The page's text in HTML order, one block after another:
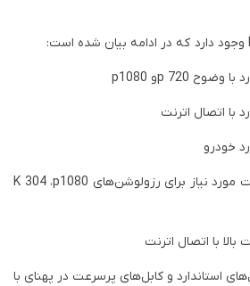
وجود دارد که در ادامه بیان شده است:
با وضوح 720 pو 1080 p
با اتصال اترنت
خودرو
نیاز برای رزولوشن‌های 1080 p، 4 K 30
بالا با اتصال اترنت
استاندارد و کابل‌های پرسرعت در پهنای با